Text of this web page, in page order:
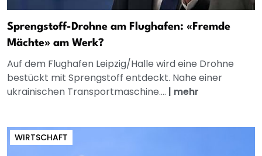
Sprengstoff-Drohne am Flughafen: «Fremde
Mächte» am Werk?
Auf dem Flughafen Leipzig/Halle wird eine Drohne
bestückt mit Sprengstoff entdeckt. Nahe einer
ukrainischen Transportmaschine.... | mehr
WIRTSCHAFT